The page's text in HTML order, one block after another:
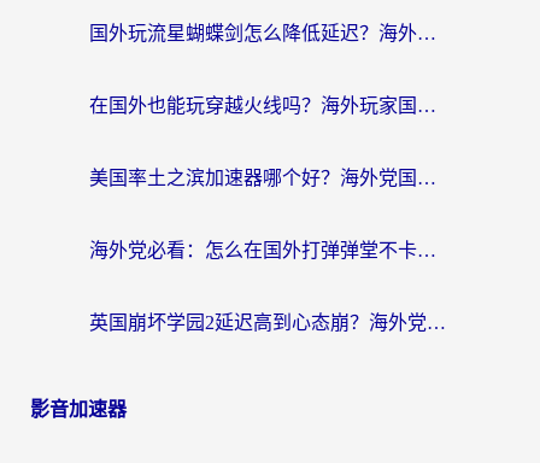
国外玩流星蝴蝶剑怎么降低延迟？海外党必看的加速秘籍（含欧洲鸣潮&彩虹岛优化攻略）
在国外也能玩穿越火线吗？海外玩家国服游戏畅玩终极指南
美国率土之滨加速器哪个好？海外党国服游戏畅玩终极指南（附多游戏解决方案）
海外党必看：怎么在国外打弹弹堂不卡？番茄加速器亲测指南
英国崩坏学园2延迟高到心态崩？海外党国服游戏加速终极指南
影音加速器